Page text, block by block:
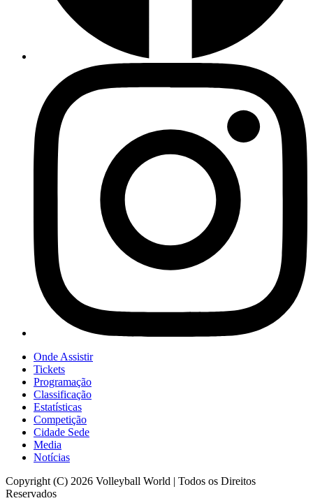
Onde Assistir
Tickets
Programação
Classificação
Estatísticas
Competição
Cidade Sede
Media
Notícias
Copyright (C) 2026 Volleyball World | Todos os Direitos
Reservados